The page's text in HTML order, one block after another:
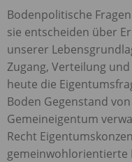
Bodenpolitische
sie entscheiden über
unserer
Zugang, Verteilung
heute die
Boden Gegenstand
Gemeineigentum
Recht
gemeinwohlorientierte